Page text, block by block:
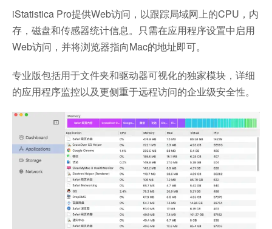
iStatistica Pro提供Web访问，以跟踪局域网上的CPU，内
存，磁盘和传感器统计信息。只需在应用程序设置中启用
Web访问，并将浏览器指向Mac的地址即可。
专业版包括用于文件夹和驱动器可视化的独家模块，详细
的应用程序监控以及更侧重于远程访问的企业级安全性。